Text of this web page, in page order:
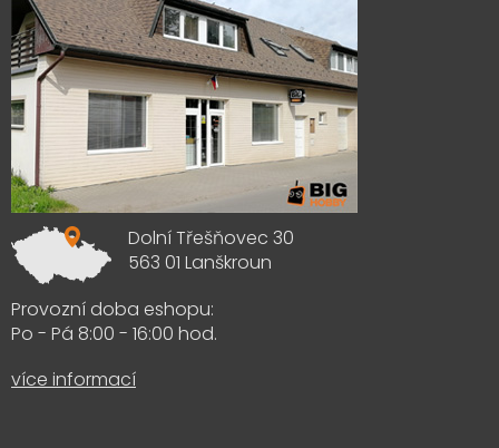
Dolní Třešňovec 30
563 01 Lanškroun
Provozní doba eshopu:
Po - Pá 8:00 - 16:00 hod.
více informací